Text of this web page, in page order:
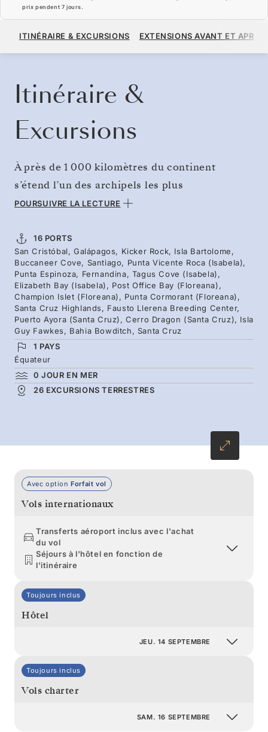
prix pendent 7 jours.
À PARTIR DE 12 080 $US
ITINÉRAIRE & EXCURSIONS EXTENSIONS AVANT ET APRÈS
Itinéraire &
Excursions
À près de 1 000 kilomètres du continent
s’étend l’un des archipels les plus
extraordinaires de la planète. Véritable
Charles Darwin et abritent des créatures que
l’on ne trouve nulle part ailleurs sur Terre.
Pratiquez le snorkeling aux côtés des otaries et
pagayez en kayak à travers les mangroves
d’Isabela, partez à la rencontre des tortues
géantes, flânez parmi des dizaines d’iguanes
marins se prélassant au soleil, puis envoyez
une carte postale depuis la légendaire Post
Office Bay de Floreana. Un itinéraire classique
qui vous dévoile les incontournables de cet
POURSUIVRE LA LECTURE
16 PORTS
San Cristóbal, Galápagos, Kicker Rock, Isla Bartolome,
Buccaneer Cove, Santiago, Punta Vicente Roca (Isabela),
Punta Espinoza, Fernandina, Tagus Cove (Isabela),
Elizabeth Bay (Isabela), Post Office Bay (Floreana),
Champion Islet (Floreana), Punta Cormorant (Floreana),
Santa Cruz Highlands, Fausto Llerena Breeding Center,
Puerto Ayora (Santa Cruz), Cerro Dragon (Santa Cruz), Isla
Guy Fawkes, Bahia Bowditch, Santa Cruz
1 PAYS
Équateur
0 JOUR EN MER
26 EXCURSIONS TERRESTRES
Avec option Forfait vol
Vols internationaux
Transferts aéroport inclus avec l'achat
du vol
Séjours à l'hôtel en fonction de
l'itinéraire
Toujours inclus
Hôtel
JEU. 14 SEPTEMBRE
Toujours inclus
Vols charter
SAM. 16 SEPTEMBRE